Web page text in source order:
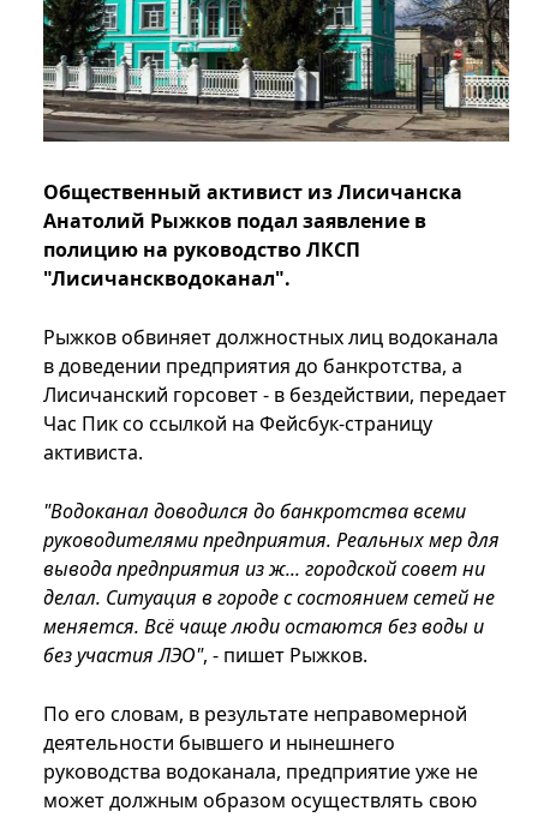
Общественный активист из Лисичанска
Анатолий Рыжков подал заявление в
полицию на руководство ЛКСП
"Лисичанскводоканал".
Рыжков обвиняет должностных лиц водоканала
в доведении предприятия до банкротства, а
Лисичанский горсовет - в бездействии, передает
Час Пик со ссылкой на Фейсбук-страницу
активиста.
"Водоканал доводился до банкротства всеми
руководителями предприятия. Реальных мер для
вывода предприятия из ж... городской совет ни
делал. Ситуация в городе с состоянием сетей не
меняется. Всё чаще люди остаются без воды и
без участия ЛЭО", - пишет Рыжков.
По его словам, в результате неправомерной
деятельности бывшего и нынешнего
руководства водоканала, предприятие уже не
может должным образом осуществлять свою